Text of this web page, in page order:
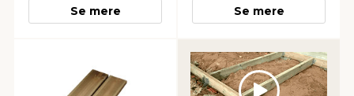
Se mere Se mere